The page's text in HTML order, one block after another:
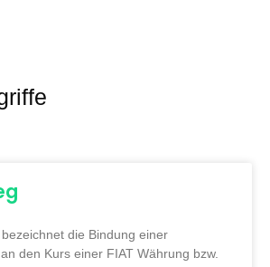
die Bindung einer
den Kurs einer FIAT Währung bzw.